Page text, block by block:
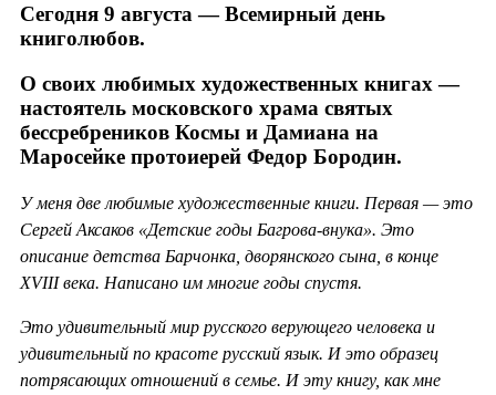
Сегодня 9 августа — Всемирный день
книголюбов.
О своих любимых художественных книгах —
настоятель московского храма святых
бессребреников Космы и Дамиана на
Маросейке протоиерей Федор Бородин.
У меня две любимые художественные книги. Первая — это
Сергей Аксаков «Детские годы Багрова-внука». Это
описание детства Барчонка, дворянского сына, в конце
XVIII века. Написано им многие годы спустя.
Это удивительный мир русского верующего человека и
удивительный по красоте русский язык. И это образец
потрясающих отношений в семье. И эту книгу, как мне